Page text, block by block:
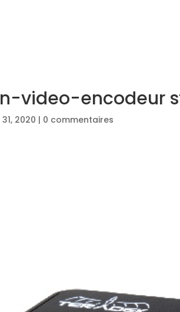
video-encodeur
2020 | 0 commentaires